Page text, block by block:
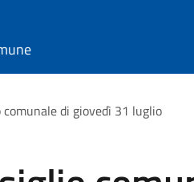
comunale di giovedì 31 luglio